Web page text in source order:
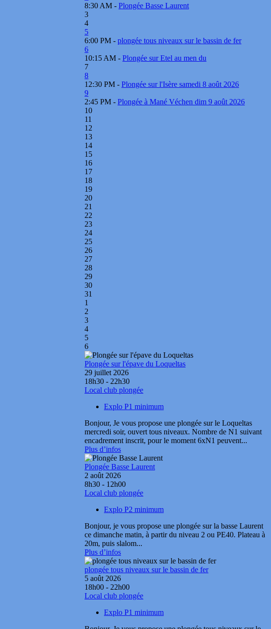
8:30 AM -Plongée Basse Laurent
3
4
5
6:00 PM -plongée tous niveaux sur le bassin de fer
6
10:15 AM -Plongée sur Etel au men du
7
8
12:30 PM -Plongée sur l'Isère samedi 8 août 2026
9
2:45 PM -Plongée à Mané Véchen dim 9 août 2026
10
11
12
13
14
15
16
17
18
19
20
21
22
23
24
25
26
27
28
29
30
31
1
2
3
4
5
6
Plongée sur l'épave du Loqueltas
29 juillet 2026
18h30 - 22h30
Local club plongée
Explo P1 minimum
Bonjour, Je vous propose une plongée sur le Loqueltas
mercredi soir, ouvert tous niveaux. Nombre de N1 suivant
encadrement inscrit, pour le moment 6xN1 peuvent...
Plus d’infos
Plongée Basse Laurent
2 août 2026
8h30 - 12h00
Local club plongée
Explo P2 minimum
Bonjour, je vous propose une plongée sur la basse Laurent
ce dimanche matin, à partir du niveau 2 ou PE40. Plateau à
20m, puis slalom...
Plus d’infos
plongée tous niveaux sur le bassin de fer
5 août 2026
18h00 - 22h00
Local club plongée
Explo P1 minimum